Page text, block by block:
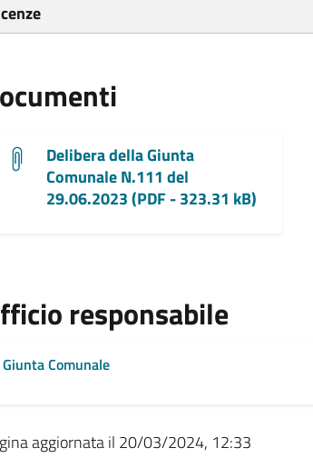
Delibera della Giunta
Comunale N.111 del
29.06.2023 (PDF - 323.31 kB)
responsabile
Giunta Comunale
aggiornata il 20/03/2024, 12:33